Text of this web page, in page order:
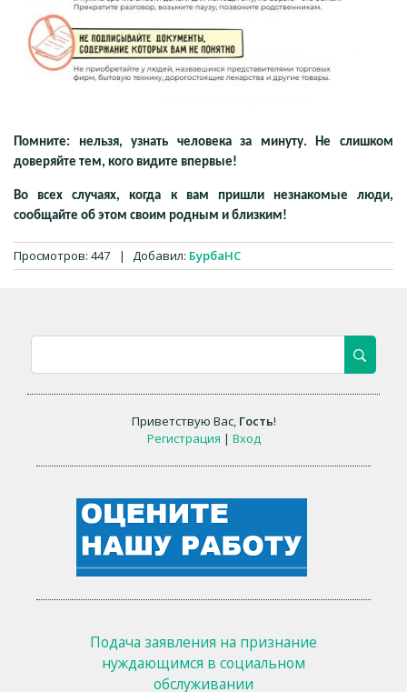
Помните: нельзя, узнать человека за минуту. Не слишком
доверяйте тем, кого видите впервые!
Во всех случаях, когда к вам пришли незнакомые люди,
сообщайте об этом своим родным и близким!
Просмотров: 447 | Добавил: БурбаНС
Приветствую Вас, Гость!
Регистрация | Вход
Подача заявления на признание
нуждающимся в социальном
обслуживании